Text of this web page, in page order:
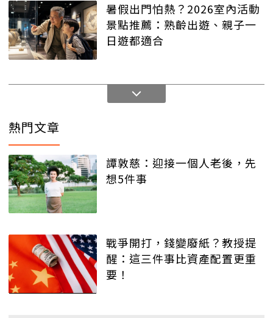
暑假出門怕熱？2026室內活動
景點推薦：熟齡出遊、親子一
日遊都適合
熱門文章
譚敦慈：迎接一個人老後，先
想5件事
戰爭開打，錢變廢紙？教授提
醒：這三件事比資產配置更重
要！